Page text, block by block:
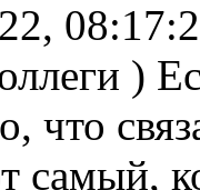
)
что
самый,